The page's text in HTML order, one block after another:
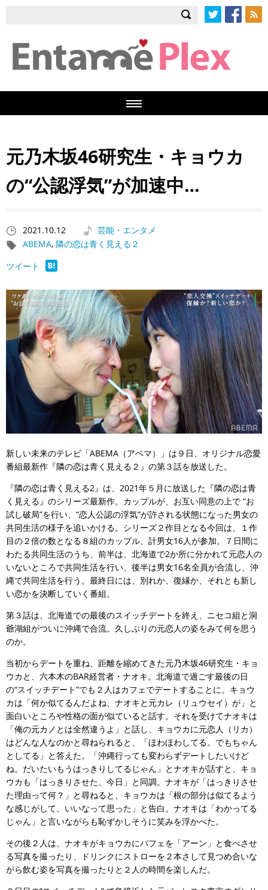
元乃木坂46研究生・キョウカ
の“公認浮気”が加速中…
2021.10.12
芸能・エンタメ
ABEMA, 隣の恋は青く見える２
ツイート
新しい未来のテレビ「ABEMA（アベマ）」は９日、オリジナル恋愛
番組最新作『隣の恋は青く見える２』の第３話を放送した。
『隣の恋は青く見える2』は、2021年５月に放送した『隣の恋は青
く見える』のシリーズ最新作。カップルが、お互い同意の上で “お
試し破局”を行い、“恋人公認の浮気”が許される状態になった男女の
共同生活の様子を追いかける。シリーズ２作目となる今回は、１作
目の２倍の数となる８組のカップル、計男女16人が参加。７日間に
わたる共同生活のうち、前半は、北海道で2か所に分かれて元恋人の
いないところで共同生活を行い、後半は男女16名全員が合流し、沖
縄で共同生活を行う。最終日には、別れか、復縁か、それとも新し
い恋かを決断していく番組。
第３話は、北海道での最後のスイッチデートを終え、ニセコ組と洞
爺湖組がついに沖縄で合流。久しぶりの元恋人の姿をみて何を思う
のか。
当初からデートを重ね、距離を縮めてきた元乃木坂46研究生・キョ
ウカと、六本木のBAR経営者・ナオキ。北海道で過ごす最後の日
の“スイッチデート”でも２人はカフェでデートすることに。キョウ
カは「何か似てるんだよね、ナオキと元カレ（リュウセイ）が」と
面白いところや性格の面が似ていると話す。それを受けてナオキは
「俺の元カノとは全然違うよ」と話し、キョウカに元恋人（リカ）
はどんな人なのかと尋ねられると、「ほわほわしてる。でもちゃん
としてる」と答えた。「沖縄行っても変わらずデートしたいけど
ね。だいたいもうはっきりしてるじゃん」とナオキが話すと、キョ
ウカも「はっきりさせた、今日」と同調。ナオキが「はっきりさせ
た理由って何？」と尋ねると、キョウカは「根の部分は似てるよう
な感じがして、いいなって思った」と告白。ナオキは「わかってる
じゃん」と言いながらも恥ずかしそうに笑みを浮かべた。
その後２人は、ナオキがキョウカにパフェを「アーン」と食べさせ
る写真を撮ったり、ドリンクにストローを２本さして見つめ合いな
がら飲む姿を写真を撮ったりと２人の時間を楽しんだ。